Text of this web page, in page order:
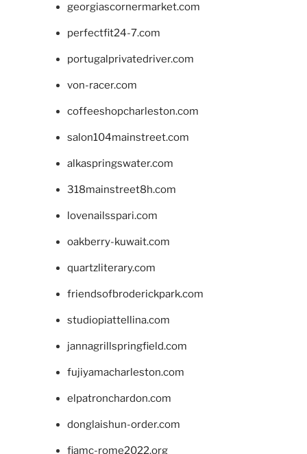
georgiascornermarket.com
perfectfit24-7.com
portugalprivatedriver.com
von-racer.com
coffeeshopcharleston.com
salon104mainstreet.com
alkaspringswater.com
318mainstreet8h.com
lovenailsspari.com
oakberry-kuwait.com
quartzliterary.com
friendsofbroderickpark.com
studiopiattellina.com
jannagrillspringfield.com
fujiyamacharleston.com
elpatronchardon.com
donglaishun-order.com
fiamc-rome2022.org